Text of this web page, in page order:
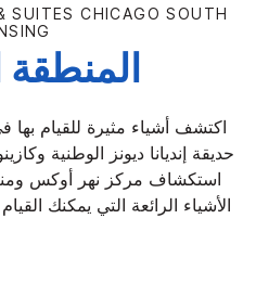
SUITES CHICAGO SOUTH
المنطقة
اكتشف أشياء مثيرة للقيام بها
حديقة إنديانا ديونز الوطنية
استكشاف مركز نهر أوكس
الأشياء الرائعة التي يمكنك